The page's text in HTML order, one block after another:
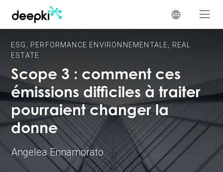
ESG PERFORMANCE ENVIRONNEMENTALE
REAL
ESTATE
Scope 3 : comment ces
émissions difficiles à traiter
pourraient changer la
donne
Angelea Ennamorato
Panneau de gestion des cookies